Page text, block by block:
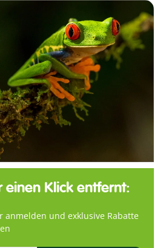
einen Klick entfernt:
anmelden und exklusive Rabatte